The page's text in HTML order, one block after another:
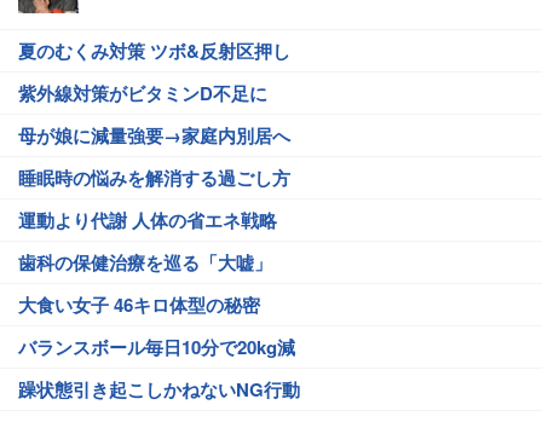
夏のむくみ対策 ツボ&反射区押し
紫外線対策がビタミンD不足に
母が娘に減量強要→家庭内別居へ
睡眠時の悩みを解消する過ごし方
運動より代謝 人体の省エネ戦略
歯科の保健治療を巡る「大嘘」
大食い女子 46キロ体型の秘密
バランスボール毎日10分で20kg減
躁状態引き起こしかねないNG行動